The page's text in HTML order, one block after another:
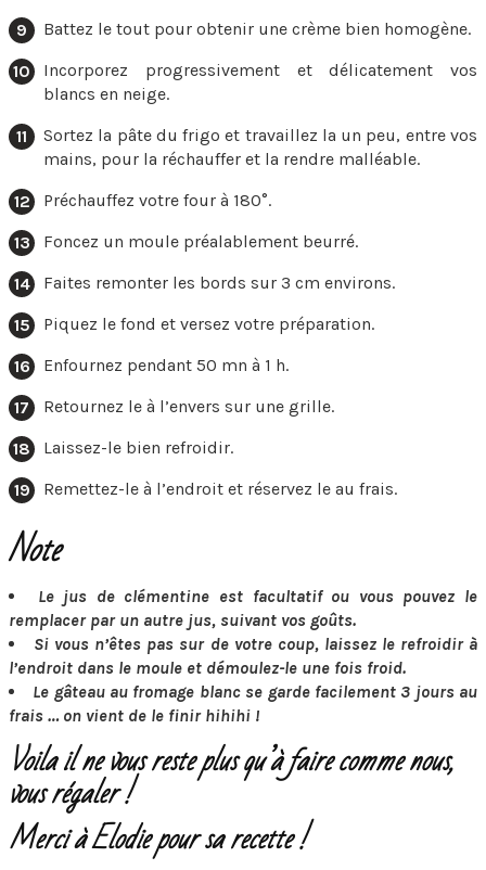
Battez le tout pour obtenir une crème bien homogène.
Incorporez progressivement et délicatement vos
blancs en neige.
Sortez la pâte du frigo et travaillez la un peu, entre vos
mains, pour la réchauffer et la rendre malléable.
Préchauffez votre four à 180°.
Foncez un moule préalablement beurré.
Faites remonter les bords sur 3 cm environs.
Piquez le fond et versez votre préparation.
Enfournez pendant 50 mn à 1 h.
Retournez le à l’envers sur une grille.
Laissez-le bien refroidir.
Remettez-le à l’endroit et réservez le au frais.
Note
Le jus de clémentine est facultatif ou vous pouvez le
remplacer par un autre jus, suivant vos goûts.
Si vous n’êtes pas sur de votre coup, laissez le refroidir à
l’endroit dans le moule et démoulez-le une fois froid.
Le gâteau au fromage blanc se garde facilement 3 jours au
frais … on vient de le finir hihihi !
Voila il ne vous reste plus qu’à faire comme nous,
vous régaler !
Merci à Elodie pour sa recette !